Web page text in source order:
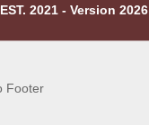
EST. 2021 - Version 2026